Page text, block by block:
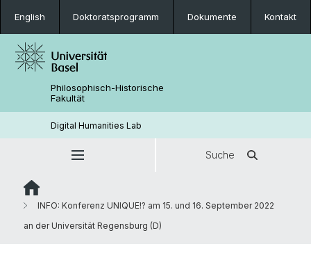
English Doktoratsprogramm Dokumente Kontakt
Philosophisch-Historische
Fakultät
Digital Humanities Lab
Suche
INFO: Konferenz UNIQUE!? am 15. und 16. September 2022
an der Universität Regensburg (D)